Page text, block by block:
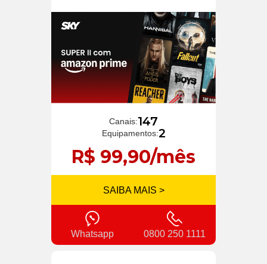
Canais:147
Equipamentos:2
R$ 99,90/mês
SAIBA MAIS >
Whatsapp 0800 250 1111